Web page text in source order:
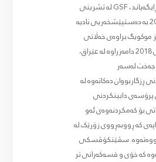
ڕزگاربووان، ڕایگەیاند، GSF لە تشرینی
یەکەمی 2019 بە دەستپێشخەریی نادیە
موکویگ براوەی خەڵاتی
نۆبڵی ساڵی 2018 دامەزراوە لە عێراق،
جەخت لەسەر
ڕزگاربووان دەکاتەوە لە
پرۆسەی دابینکردنی
بۆ کەمکردنەوەی ئەو
کە ڕووبەڕووی زۆرێک لە
بووەتەوە. سڤێتکۆڤسکی
کە خۆی و قسەکەرانی تر